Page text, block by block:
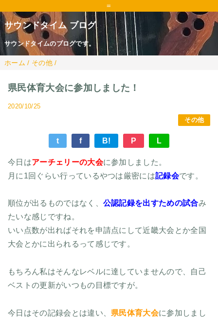
=
サウンドタイム ブログ
サウンドタイムのブログです。
ホーム / その他 /
県民体育大会に参加しました！
2020/10/25
その他
t f B! P L
今日はアーチェリーの大会に参加しました。
月に1回ぐらい行っているやつは厳密には記録会です。
順位が出るものではなく、 公認記録を出すための試合み
たいな感じですね。
いい点数が出ればそれを申請点にして近畿大会とか全国
大会とかに出られるって感じです。
もちろん私はそんなレベルに達していませんので、自己
ベストの更新がいつもの目標ですが。
今日はその記録会とは違い、 県民体育大会に参加しまし